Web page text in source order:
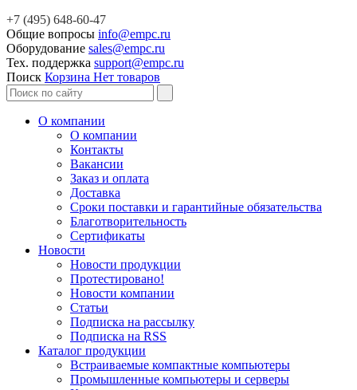
+7 (495) 648-60-47
Общие вопросы info@empc.ru
Оборудование sales@empc.ru
Тех. поддержка support@empc.ru
Поиск Корзина Нет товаров
О компании
О компании
Контакты
Вакансии
Заказ и оплата
Доставка
Сроки поставки и гарантийные обязательства
Благотворительность
Сертификаты
Новости
Новости продукции
Протестировано!
Новости компании
Статьи
Подписка на рассылку
Подписка на RSS
Каталог продукции
Встраиваемые компактные компьютеры
Промышленные компьютеры и серверы